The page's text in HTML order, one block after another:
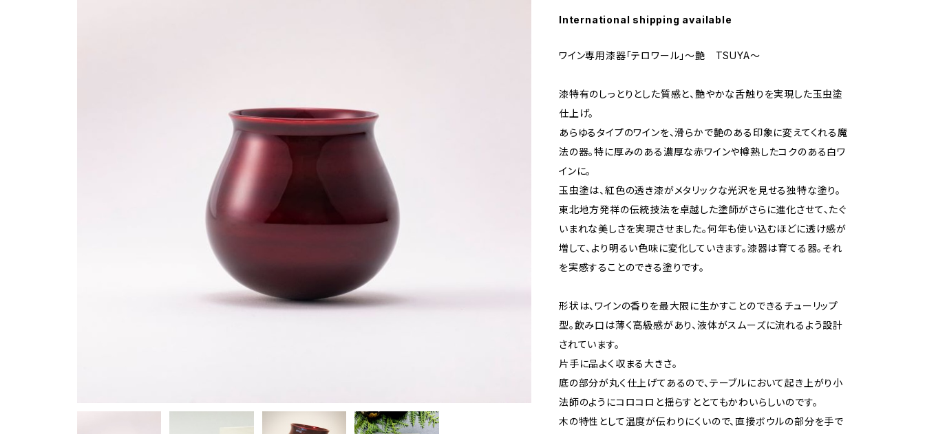
International shipping available
ワイン専用漆器「テロワール」～艶 TSUYA～
漆特有のしっとりとした質感と、艶やかな舌触りを実現した玉虫塗
仕上げ。
あらゆるタイプのワインを、滑らかで艶のある印象に変えてくれる魔
法の器。特に厚みのある濃厚な赤ワインや樽熟したコクのある白ワ
インに。
玉虫塗は、紅色の透き漆がメタリックな光沢を見せる独特な塗り。
東北地方発祥の伝統技法を卓越した塗師がさらに進化させて、たぐ
いまれな美しさを実現させました。何年も使い込むほどに透け感が
増して、より明るい色味に変化していきます。漆器は育てる器。それ
を実感することのできる塗りです。
形状は、ワインの香りを最大限に生かすことのできるチューリップ
型。飲み口は薄く高級感があり、液体がスムーズに流れるよう設計
されています。
片手に品よく収まる大きさ。
底の部分が丸く仕上げてあるので、テーブルにおいて起き上がり小
法師のようにコロコロと揺らすととてもかわいらしいのです。
木の特性として温度が伝わりにくいので、直接ボウルの部分を手で